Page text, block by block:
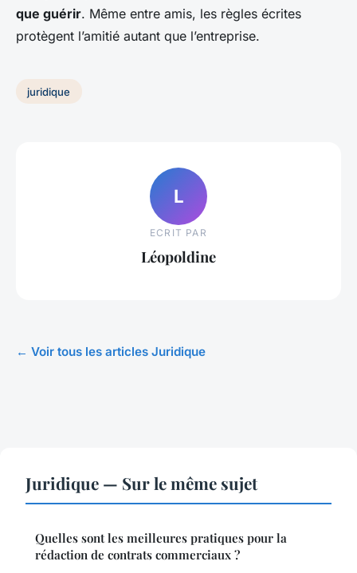
que guérir. Même entre amis, les règles écrites
protègent l’amitié autant que l’entreprise.
juridique
L
ECRIT PAR
Léopoldine
← Voir tous les articles Juridique
Juridique — Sur le même sujet
Quelles sont les meilleures pratiques pour la
rédaction de contrats commerciaux ?